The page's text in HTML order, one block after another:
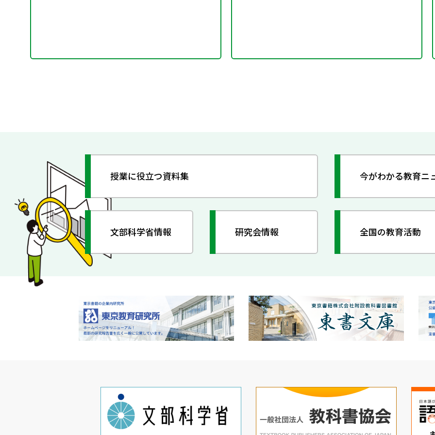
授業に役立つ資料集 今がわかる教育ニ
文部科学省情報 研究会情報 全国の教育活動